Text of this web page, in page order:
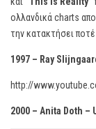
ολλανδικά charts
την κατακτήσει ποτέ
1997 – Ray
http://
2000 – Anita Doth –